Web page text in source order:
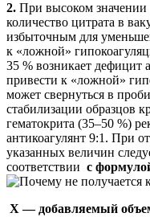
2. При высоком значении
количество цитрата в
избыточным для
к «ложной»
35 % возникает дефицит
привести к «ложной»
может свернуться в
стабилизации образцов
гематокрита (35–50 %)
антикоагулянт 9:1. При
указанных величин
соответствии с
X — добавляемый